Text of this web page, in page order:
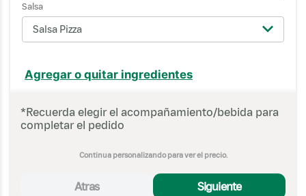
Salsa
Salsa Pizza
Agregar o quitar ingredientes
▲
Combo Pie avellana
chocolate
*Recuerda elegir el acompañamiento/bebida para
completar el pedido
Continua personalizando para ver el precio.
Atras Siguiente